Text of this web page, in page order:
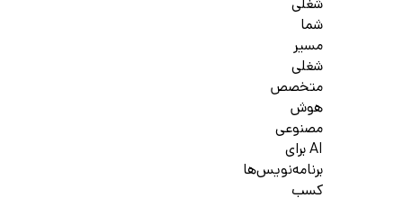
شغلی
شما
مسیر
شغلی
متخصص
هوش
مصنوعی
AI برای
برنامه‌نویس‌ها
کسب